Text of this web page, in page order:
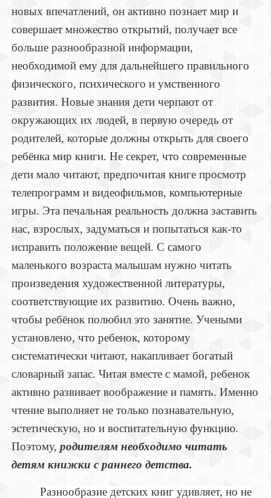
новых впечатлений, он активно познает мир и
совершает множество открытий, получает все
больше разнообразной информации,
необходимой ему для дальнейшего правильного
физического, психического и умственного
развития. Новые знания дети черпают от
окружающих их людей, в первую очередь от
родителей, которые должны открыть для своего
ребёнка мир книги. Не секрет, что современные
дети мало читают, предпочитая книге просмотр
телепрограмм и видеофильмов, компьютерные
игры. Эта печальная реальность должна заставить
нас, взрослых, задуматься и попытаться как-то
исправить положение вещей. С самого
маленького возраста малышам нужно читать
произведения художественной литературы,
соответствующие их развитию. Очень важно,
чтобы ребёнок полюбил это занятие. Учеными
установлено, что ребенок, которому
систематически читают, накапливает богатый
словарный запас. Читая вместе с мамой, ребенок
активно развивает воображение и память. Именно
чтение выполняет не только познавательную,
эстетическую, но и воспитательную функцию.
Поэтому, родителям необходимо читать
детям книжки с раннего детства.
Разнообразие детских книг удивляет, но не